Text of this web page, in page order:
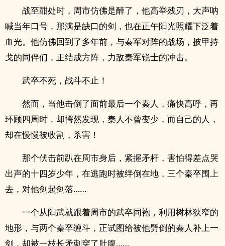
战至酣处时，周市仿佛是醉了，他高举残刃，大声呐
喊当年口号，那满是缺口的剑，也在正午阳光照耀下泛着
血光。他仿佛回到了多年前，与秦军对阵的战场，披甲持
戈的同伴们，正结成方阵，力敌秦军锐士的冲击。
武卒不死，战斗不止！
然而，当他击倒了面前最后一个秦人，痛快高呼，再
环顾四周时，却愕然发现，秦人不曾变少，而自己的人，
却在慢慢被收割，杀害！
那个伏击前趴在周市身后，紧握矛杆，害怕得差点哭
出声的十四岁少年，在逃跑时被绊倒在地，三个秦卒围上
去，对他剑起剑落……
一个从阳武就跟着周市的武卒同袍，利用树林狭窄的
地形，与两个秦卒缠斗，正试图给被他劈倒的秦人补上一
剑，却被一枝长矛刺穿了肚腹……